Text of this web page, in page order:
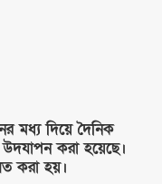
মধ্য দিয়ে দৈনিক
উদযাপন করা হয়েছে।
করা হয়।